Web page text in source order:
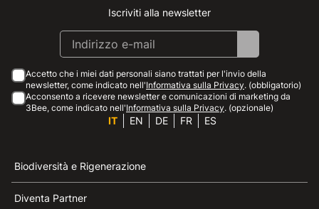
Instagram
Facebook
Linkedin
Youtube
Iscriviti alla newsletter
Accetto che i miei dati personali siano trattati per l'invio della
newsletter, come indicato nell'Informativa sulla Privacy. (obbligatorio)
Acconsento a ricevere newsletter e comunicazioni di marketing da
3Bee, come indicato nell'Informativa sulla Privacy. (opzionale)
IT EN DE FR ES
Biodiversità e Rigenerazione
Diventa Partner